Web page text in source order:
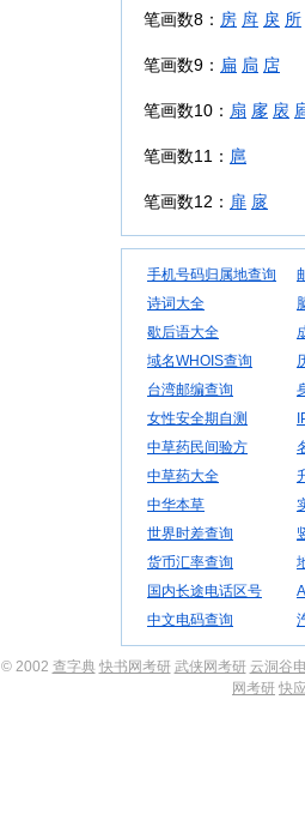
笔画数8： 房 戽 戾 所
笔画数9： 扁 扃 扂
笔画数10： 扇 扅 扆
笔画数11： 扈
笔画数12： 扉 扊
手机号码归属地查询
诗词大全
歇后语大全
域名WHOIS查询
台湾邮编查询
女性安全期自测
中草药民间验方
中草药大全
中华本草
世界时差查询
货币汇率查询
国内长途电话区号
中文电码查询
© 2002 查字典 快书网考研 武侠网考研 云洞谷
网考研 快